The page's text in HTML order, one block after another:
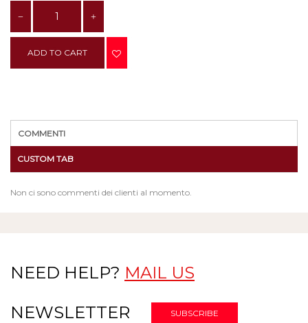
ADD TO CART
COMMENTI
CUSTOM TAB
Non ci sono commenti dei clienti al momento.
NEED HELP? MAIL US
NEWSLETTER